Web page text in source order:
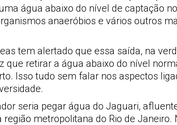
água abaixo do nível de captação
anaeróbios e vários outros
tem alertado que essa saída, na
que retirar a água abaixo do nível
Isso tudo sem falar nos aspectos
seria pegar água do Jaguari,
metropolitana do Rio de